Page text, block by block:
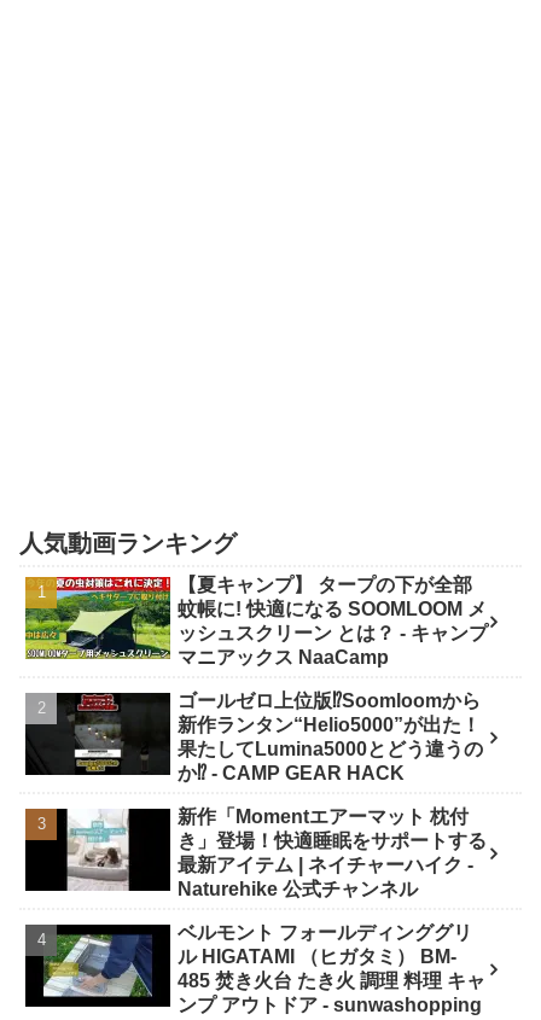
人気動画ランキング
【夏キャンプ】 タープの下が全部
蚊帳に! 快適になる SOOMLOOM メ
ッシュスクリーン とは？ - キャンプ
マニアックス NaaCamp
ゴールゼロ上位版⁉️Soomloomから
新作ランタン“Helio5000”が出た！
果たしてLumina5000とどう違うの
か⁉️ - CAMP GEAR HACK
新作「Momentエアーマット 枕付
き」登場！快適睡眠をサポートする
最新アイテム | ネイチャーハイク -
Naturehike 公式チャンネル
ベルモント フォールディンググリ
ル HIGATAMI （ヒガタミ） BM-
485 焚き火台 たき火 調理 料理 キャ
ンプ アウトドア - sunwashopping